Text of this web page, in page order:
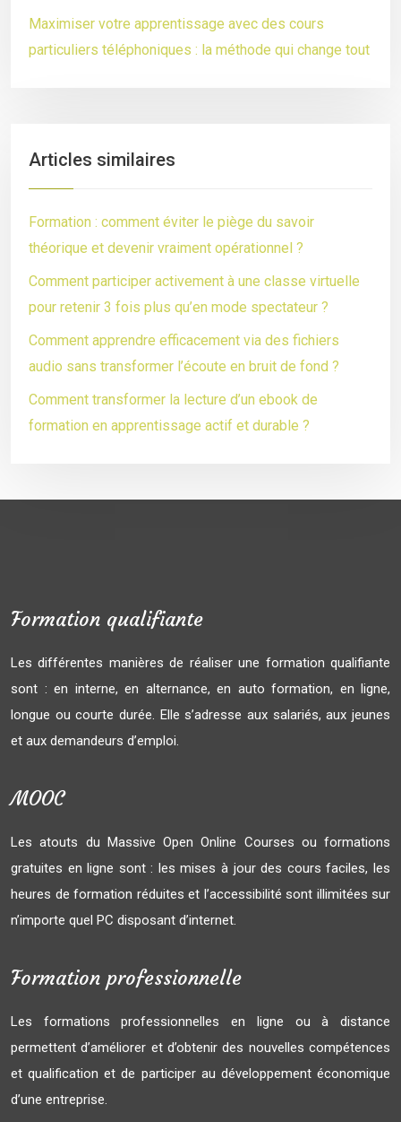
Maximiser votre apprentissage avec des cours
particuliers téléphoniques : la méthode qui change tout
Articles similaires
Formation : comment éviter le piège du savoir
théorique et devenir vraiment opérationnel ?
Comment participer activement à une classe virtuelle
pour retenir 3 fois plus qu’en mode spectateur ?
Comment apprendre efficacement via des fichiers
audio sans transformer l’écoute en bruit de fond ?
Comment transformer la lecture d’un ebook de
formation en apprentissage actif et durable ?
Formation qualifiante
Les différentes manières de réaliser une formation qualifiante
sont : en interne, en alternance, en auto formation, en ligne,
longue ou courte durée. Elle s’adresse aux salariés, aux jeunes
et aux demandeurs d’emploi.
MOOC
Les atouts du Massive Open Online Courses ou formations
gratuites en ligne sont : les mises à jour des cours faciles, les
heures de formation réduites et l’accessibilité sont illimitées sur
n’importe quel PC disposant d’internet.
Formation professionnelle
Les formations professionnelles en ligne ou à distance
permettent d’améliorer et d’obtenir des nouvelles compétences
et qualification et de participer au développement économique
d’une entreprise.